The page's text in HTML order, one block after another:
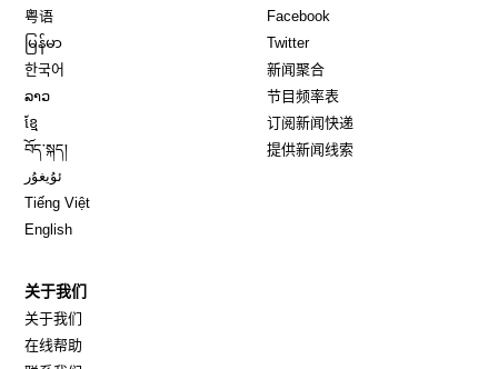
粤语
မြန်မာ
한국어
ລາວ
ខ្មែ
བོད་སྐད།
ئۇيغۇر
Tiếng Việt
English
Facebook
TwitterOpens in new window
新闻聚合
节目频率表
订阅新闻快递
提供新闻线索
关于我们
关于我们
在线帮助